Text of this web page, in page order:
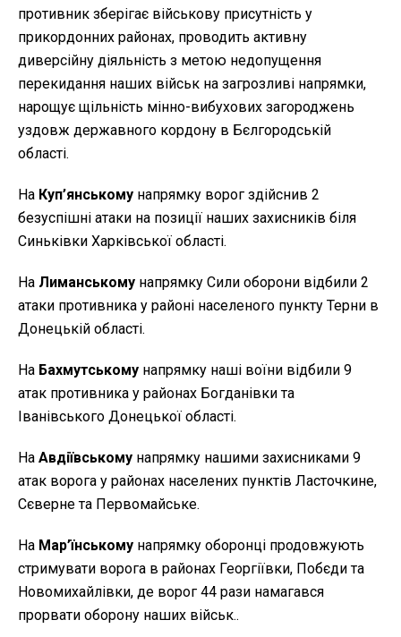
противник зберігає військову присутність у
прикордонних районах, проводить активну
диверсійну діяльність з метою недопущення
перекидання наших військ на загрозливі напрямки,
нарощує щільність мінно-вибухових загороджень
уздовж державного кордону в Бєлгородській
області.
На Куп’янському напрямку ворог здійснив 2
безуспішні атаки на позиції наших захисників біля
Синьківки Харківської області.
На Лиманському напрямку Сили оборони відбили 2
атаки противника у районі населеного пункту Терни в
Донецькій області.
На Бахмутському напрямку наші воїни відбили 9
атак противника у районах Богданівки та
Іванівського Донецької області.
На Авдіївському напрямку нашими захисниками 9
атак ворога у районах населених пунктів Ласточкине,
Сєверне та Первомайське.
На Мар’їнському напрямку оборонці продовжують
стримувати ворога в районах Георгіївки, Побєди та
Новомихайлівки, де ворог 44 рази намагався
прорвати оборону наших військ..